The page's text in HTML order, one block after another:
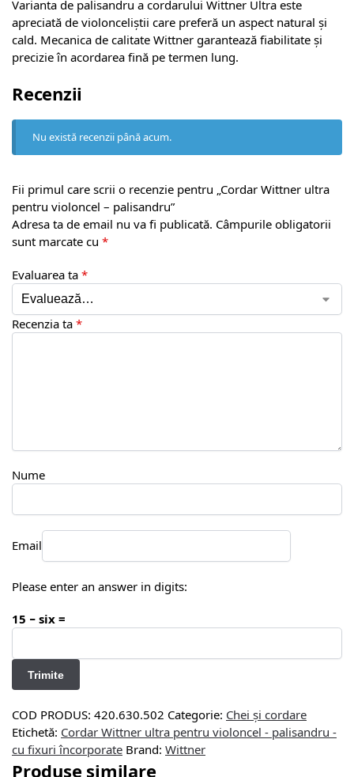
Varianta de palisandru a cordarului Wittner Ultra este
apreciată de violonceliștii care preferă un aspect natural și
cald. Mecanica de calitate Wittner garantează fiabilitate și
precizie în acordarea fină pe termen lung.
Recenzii
Nu există recenzii până acum.
Fii primul care scrii o recenzie pentru „Cordar Wittner ultra
pentru violoncel – palisandru”
Adresa ta de email nu va fi publicată. Câmpurile obligatorii
sunt marcate cu *
Evaluarea ta *
Recenzia ta *
Nume
Email
Please enter an answer in digits:
15 − six =
COD PRODUS: 420.630.502 Categorie: Chei și cordare
Etichetă: Cordar Wittner ultra pentru violoncel - palisandru -
cu fixuri încorporate Brand: Wittner
Produse similare